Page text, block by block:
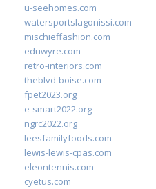
u-seehomes.com
watersportslagonissi.com
mischieffashion.com
eduwyre.com
retro-interiors.com
theblvd-boise.com
fpet2023.org
e-smart2022.org
ngrc2022.org
leesfamilyfoods.com
lewis-lewis-cpas.com
eleontennis.com
cyetus.com